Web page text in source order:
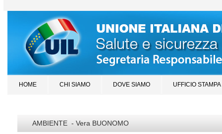
HOME CHI SIAMO DOVE SIAMO UFFICIO STAMPA
AMBIENTE - Vera BUONOMO